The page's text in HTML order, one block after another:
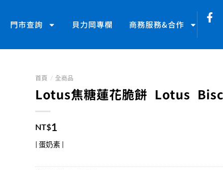
門市查詢 貝力岡專欄 商務服務&合作
首頁 / 全商品
Lotus焦糖蓮花脆餅 Lotus
NT$1
| 蛋奶素 |